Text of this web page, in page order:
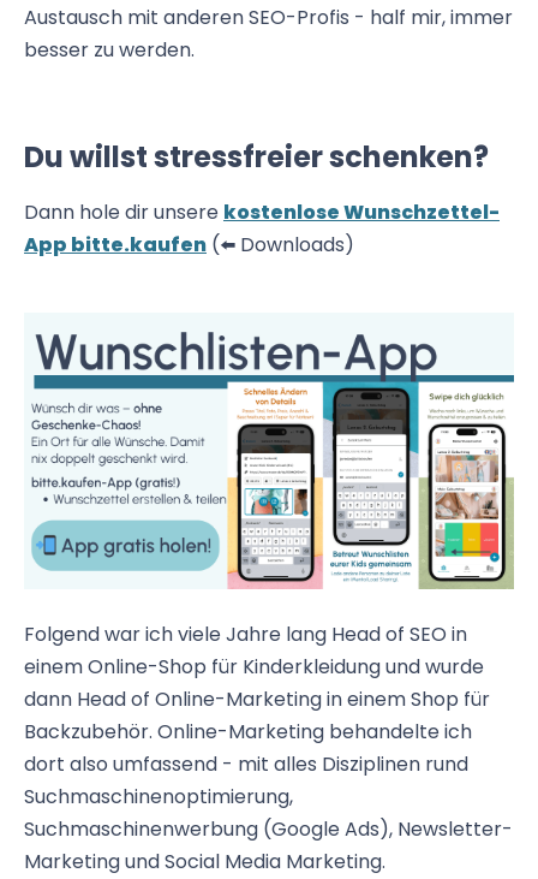
Austausch mit anderen SEO-Profis - half mir, immer
besser zu werden.
Du willst stressfreier schenken?
Dann hole dir unsere kostenlose Wunschzettel-
App bitte.kaufen (⬅️ Downloads)
Folgend war ich viele Jahre lang Head of SEO in
einem Online-Shop für Kinderkleidung und wurde
dann Head of Online-Marketing in einem Shop für
Backzubehör. Online-Marketing behandelte ich
dort also umfassend - mit alles Disziplinen rund
Suchmaschinenoptimierung,
Suchmaschinenwerbung (Google Ads), Newsletter-
Marketing und Social Media Marketing.